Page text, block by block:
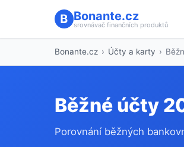
Bonante.cz
srovnávač finančních produktů
Bonante.cz › Účty a karty ›
Běžné účty
Porovnání běžných